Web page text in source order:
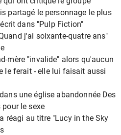
partagé le personnage le plus
dans "Pulp Fiction"
j'ai soixante-quatre ans"
mère "invalide" alors qu'aucun
le ferait - elle lui faisait aussi
une église abandonnée Des
le sexe
réagi au titre "Lucy in the Sky